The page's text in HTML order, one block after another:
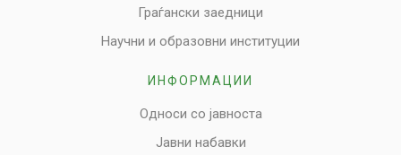
Граѓански заедници
Научни и образовни институции
ИНФОРМАЦИИ
Односи со јавноста
Јавни набавки